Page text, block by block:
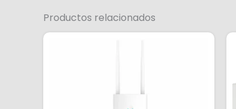
Productos relacionados